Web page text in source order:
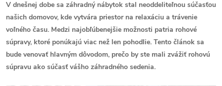
V dnešnej dobe sa záhradný nábytok stal neoddeliteľnou súčasťou
našich domovov, kde vytvára priestor na relaxáciu a trávenie
voľného času. Medzi najobľúbenejšie možnosti patria rohové
súpravy, ktoré ponúkajú viac než len pohodlie. Tento článok sa
bude venovať hlavným dôvodom, prečo by ste mali zvážiť rohovú
súpravu ako súčasť vášho záhradného sedenia.